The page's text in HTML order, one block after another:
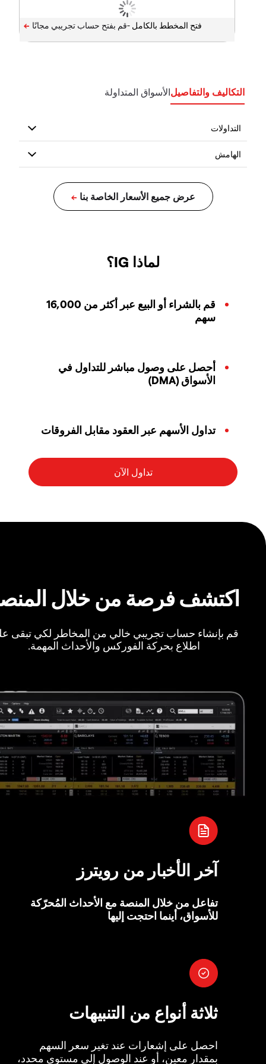
فتح المخطط بالكامل -
التكاليف والتفاصيلالأسواق المتداولة
لماذا IG؟
قم بالشراء أو البيع عبر أكثر من 16,000
سهم
أحصل على وصول مباشر للتداول في
الأسواق (DMA)
تداول الأسهم عبر العقود مقابل الفروقات
اكتشف فرصة من خلال
قم بإنشاء حساب تجريبي خالي من المخاطر لكي تبقى
اطلاع بحركة الفوركس والأحداث المهمة.
آخر الأخبار من رويترز
تفاعل من خلال المنصة مع الأحداث المُحرّكة
للأسواق، أينما احتجت إليها
ثلاثة أنواع من التنبيهات
احصل على إشعارات عند تغير سعر السهم
بمقدار معين، أو عند الوصول إلى مستوى محدد،